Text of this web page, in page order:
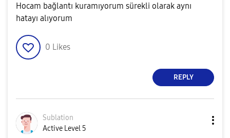
Hocam bağlantı kuramıyorum sürekli olarak aynı
hatayı alıyorum
0 Likes
REPLY
Sublation
Active Level 5